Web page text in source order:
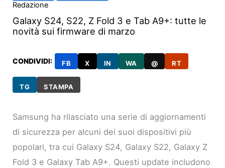
Redazione
Galaxy S24, S22, Z Fold 3 e Tab A9+: tutte le
novità sui firmware di marzo
CONDIVIDI: FB X IN WA @ RT
TG STAMPA
Samsung ha rilasciato una serie di aggiornamenti
di sicurezza per alcuni dei suoi dispositivi più
popolari, tra cui Galaxy S24, Galaxy S22, Galaxy Z
Fold 3 e Galaxy Tab A9+. Questi update includono